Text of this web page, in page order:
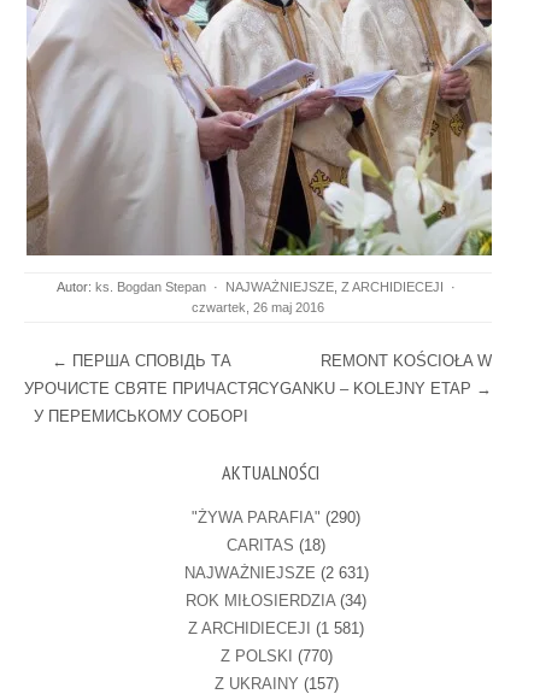
Autor: ks. Bogdan Stepan · NAJWAŻNIEJSZE Z ARCHIDIECEJI
·
czwartek, 26 maj 2016
Post navigation
← ПЕРША СПОВІДЬ ТА
УРОЧИСТЕ СВЯТЕ ПРИЧАСТЯ
У ПЕРЕМИСЬКОМУ СОБОРІ
REMONT KOŚCIOŁA W
CYGANKU – KOLEJNY ETAP →
AKTUALNOŚCI
"ŻYWA PARAFIA" (290)
CARITAS (18)
NAJWAŻNIEJSZE (2 631)
ROK MIŁOSIERDZIA(34)
Z ARCHIDIECEJI (1 581)
Z POLSKI (770)
Z UKRAINY (157)